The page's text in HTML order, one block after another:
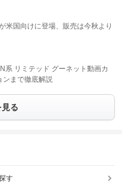
米国向けに登場、販売は今秋より
系 リミテッド グーネット動画カ
ンまで徹底解説
る
す